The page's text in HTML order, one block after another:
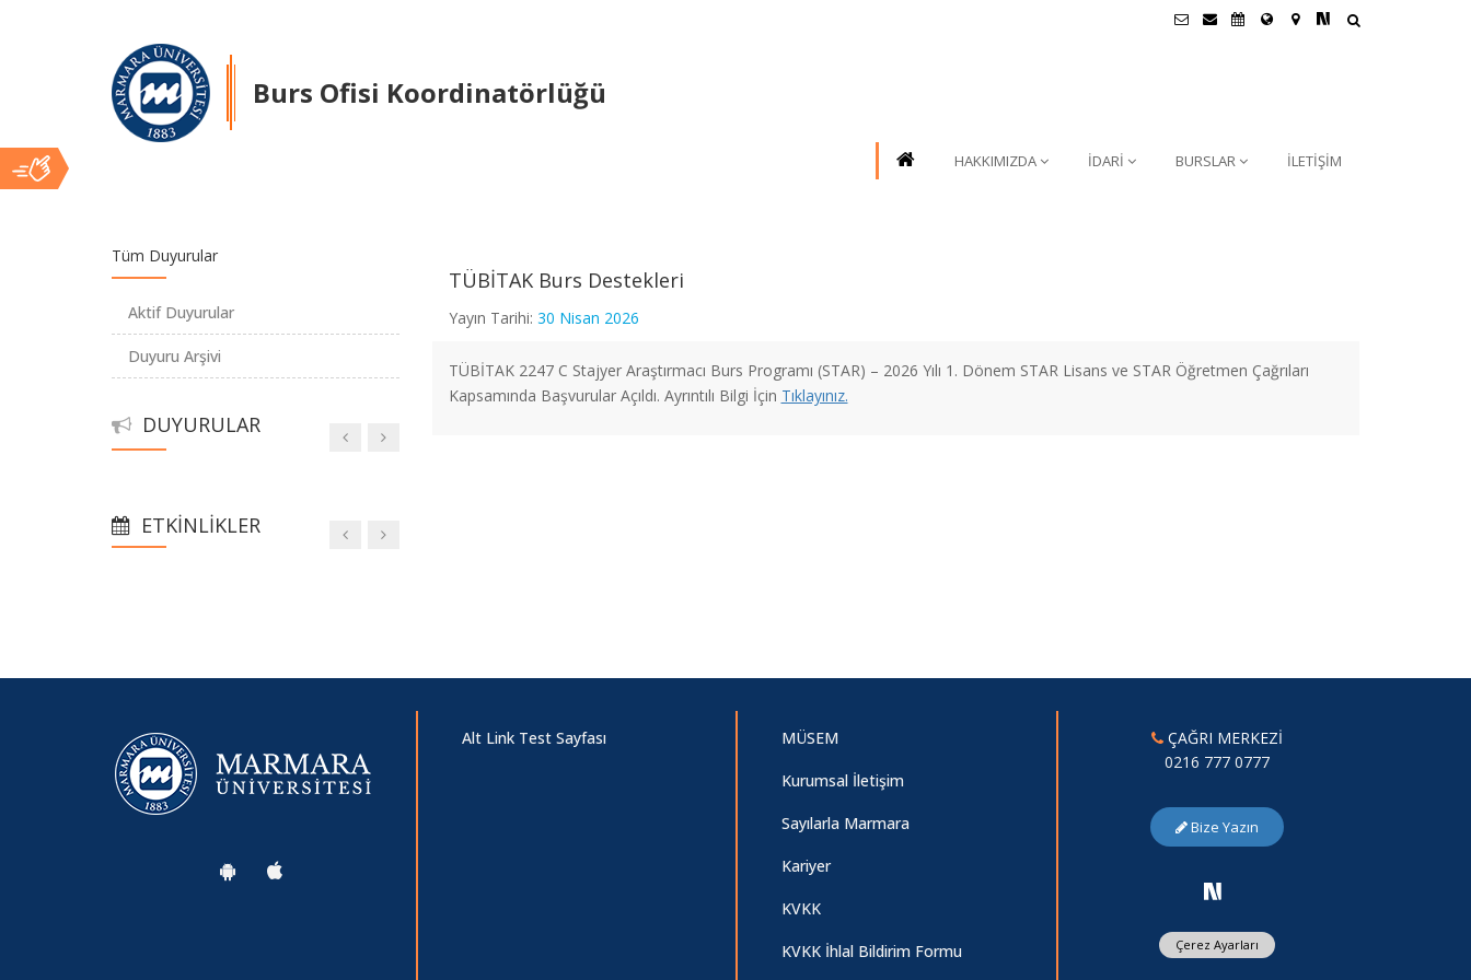
Burs Ofisi Koordinatörlüğü
HAKKIMIZDA İDARİ BURSLAR İLETİŞİM
İçerik
TÜBİTAK Burs Destekleri
Yayın Tarihi: 30 Nisan 2026
TÜBİTAK 2247 C Stajyer Araştırmacı Burs Programı (STAR) – 2026 Yılı 1. Dönem STAR Lisans ve STAR Öğretmen Çağrıları
Kapsamında Başvurular Açıldı. Ayrıntılı Bilgi İçin Tıklayınız.
Tüm Duyurular
Aktif Duyurular
Duyuru Arşivi
DUYURULAR
ETKINLIKLER
Alt Link Test Sayfası MÜSEM
Kurumsal İletişim
Sayılarla Marmara
Kariyer
KVKK
KVKK İhlal Bildirim Formu
ÇAĞRI MERKEZİ
0216 777 0777
Bize Yazın
Çerez Ayarları